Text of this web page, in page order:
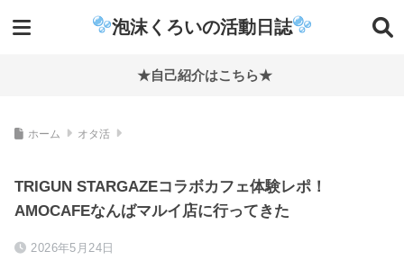
泡沫くろいの活動日誌
★自己紹介はこちら★
ホーム オタ活
TRIGUN STARGAZEコラボカフェ体験レポ！
AMOCAFEなんばマルイ店に行ってきた
2026年5月24日